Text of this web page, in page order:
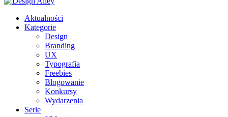
Aktualności
Kategorie
Design
Branding
UX
Typografia
Freebies
Blogowanie
Konkursy
Wydarzenia
Serie